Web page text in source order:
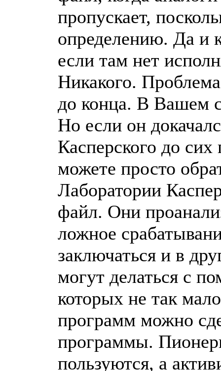
пропускает,
определению. Да и
если там нет
Никакого.
до конца. В Вашем
Но если он
Касперского до
можете просто
Лаборатории
файл. Они
ложное
заключаться и в
могут делаться с
которых не так
программ можно
программы.
пользуются, а